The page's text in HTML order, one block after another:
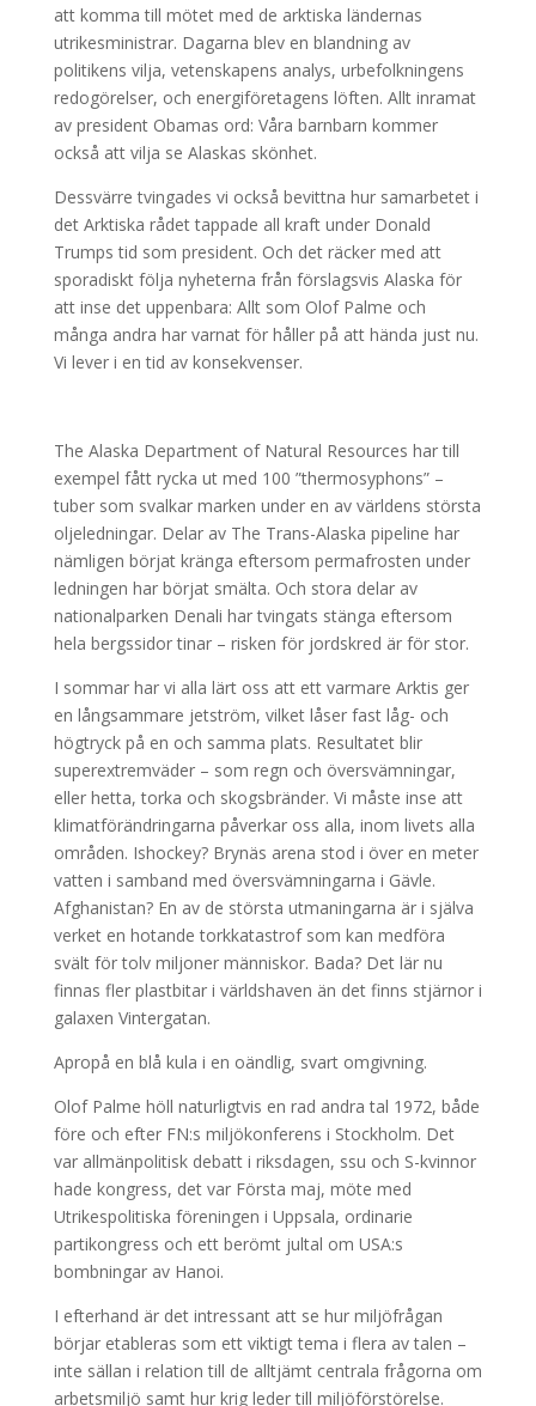
att komma till mötet med de arktiska ländernas
utrikesministrar. Dagarna blev en blandning av
politikens vilja, vetenskapens analys, urbefolkningens
redogörelser, och energiföretagens löften. Allt inramat
av president Obamas ord: Våra barnbarn kommer
också att vilja se Alaskas skönhet.
Dessvärre tvingades vi också bevittna hur samarbetet i
det Arktiska rådet tappade all kraft under Donald
Trumps tid som president. Och det räcker med att
sporadiskt följa nyheterna från förslagsvis Alaska för
att inse det uppenbara: Allt som Olof Palme och
många andra har varnat för håller på att hända just nu.
Vi lever i en tid av konsekvenser.
The Alaska Department of Natural Resources har till
exempel fått rycka ut med 100 ”thermosyphons” –
tuber som svalkar marken under en av världens största
oljeledningar. Delar av The Trans-Alaska pipeline har
nämligen börjat kränga eftersom permafrosten under
ledningen har börjat smälta. Och stora delar av
nationalparken Denali har tvingats stänga eftersom
hela bergssidor tinar – risken för jordskred är för stor.
I sommar har vi alla lärt oss att ett varmare Arktis ger
en långsammare jetström, vilket låser fast låg- och
högtryck på en och samma plats. Resultatet blir
superextremväder – som regn och översvämningar,
eller hetta, torka och skogsbränder. Vi måste inse att
klimatförändringarna påverkar oss alla, inom livets alla
områden. Ishockey? Brynäs arena stod i över en meter
vatten i samband med översvämningarna i Gävle.
Afghanistan? En av de största utmaningarna är i själva
verket en hotande torkkatastrof som kan medföra
svält för tolv miljoner människor. Bada? Det lär nu
finnas fler plastbitar i världshaven än det finns stjärnor i
galaxen Vintergatan.
Apropå en blå kula i en oändlig, svart omgivning.
Olof Palme höll naturligtvis en rad andra tal 1972, både
före och efter FN:s miljökonferens i Stockholm. Det
var allmänpolitisk debatt i riksdagen, ssu och S-kvinnor
hade kongress, det var Första maj, möte med
Utrikespolitiska föreningen i Uppsala, ordinarie
partikongress och ett berömt jultal om USA:s
bombningar av Hanoi.
I efterhand är det intressant att se hur miljöfrågan
börjar etableras som ett viktigt tema i flera av talen –
inte sällan i relation till de alltjämt centrala frågorna om
arbetsmiljö samt hur krig leder till miljöförstörelse.